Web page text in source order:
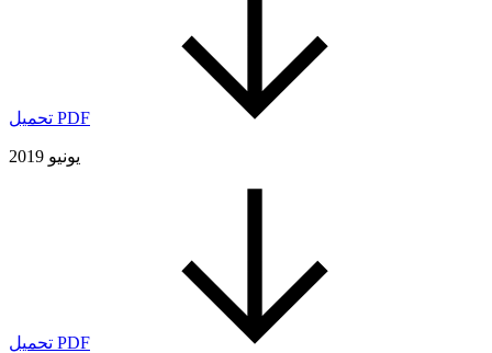
تحميل PDF
يونيو 2019
تحميل PDF